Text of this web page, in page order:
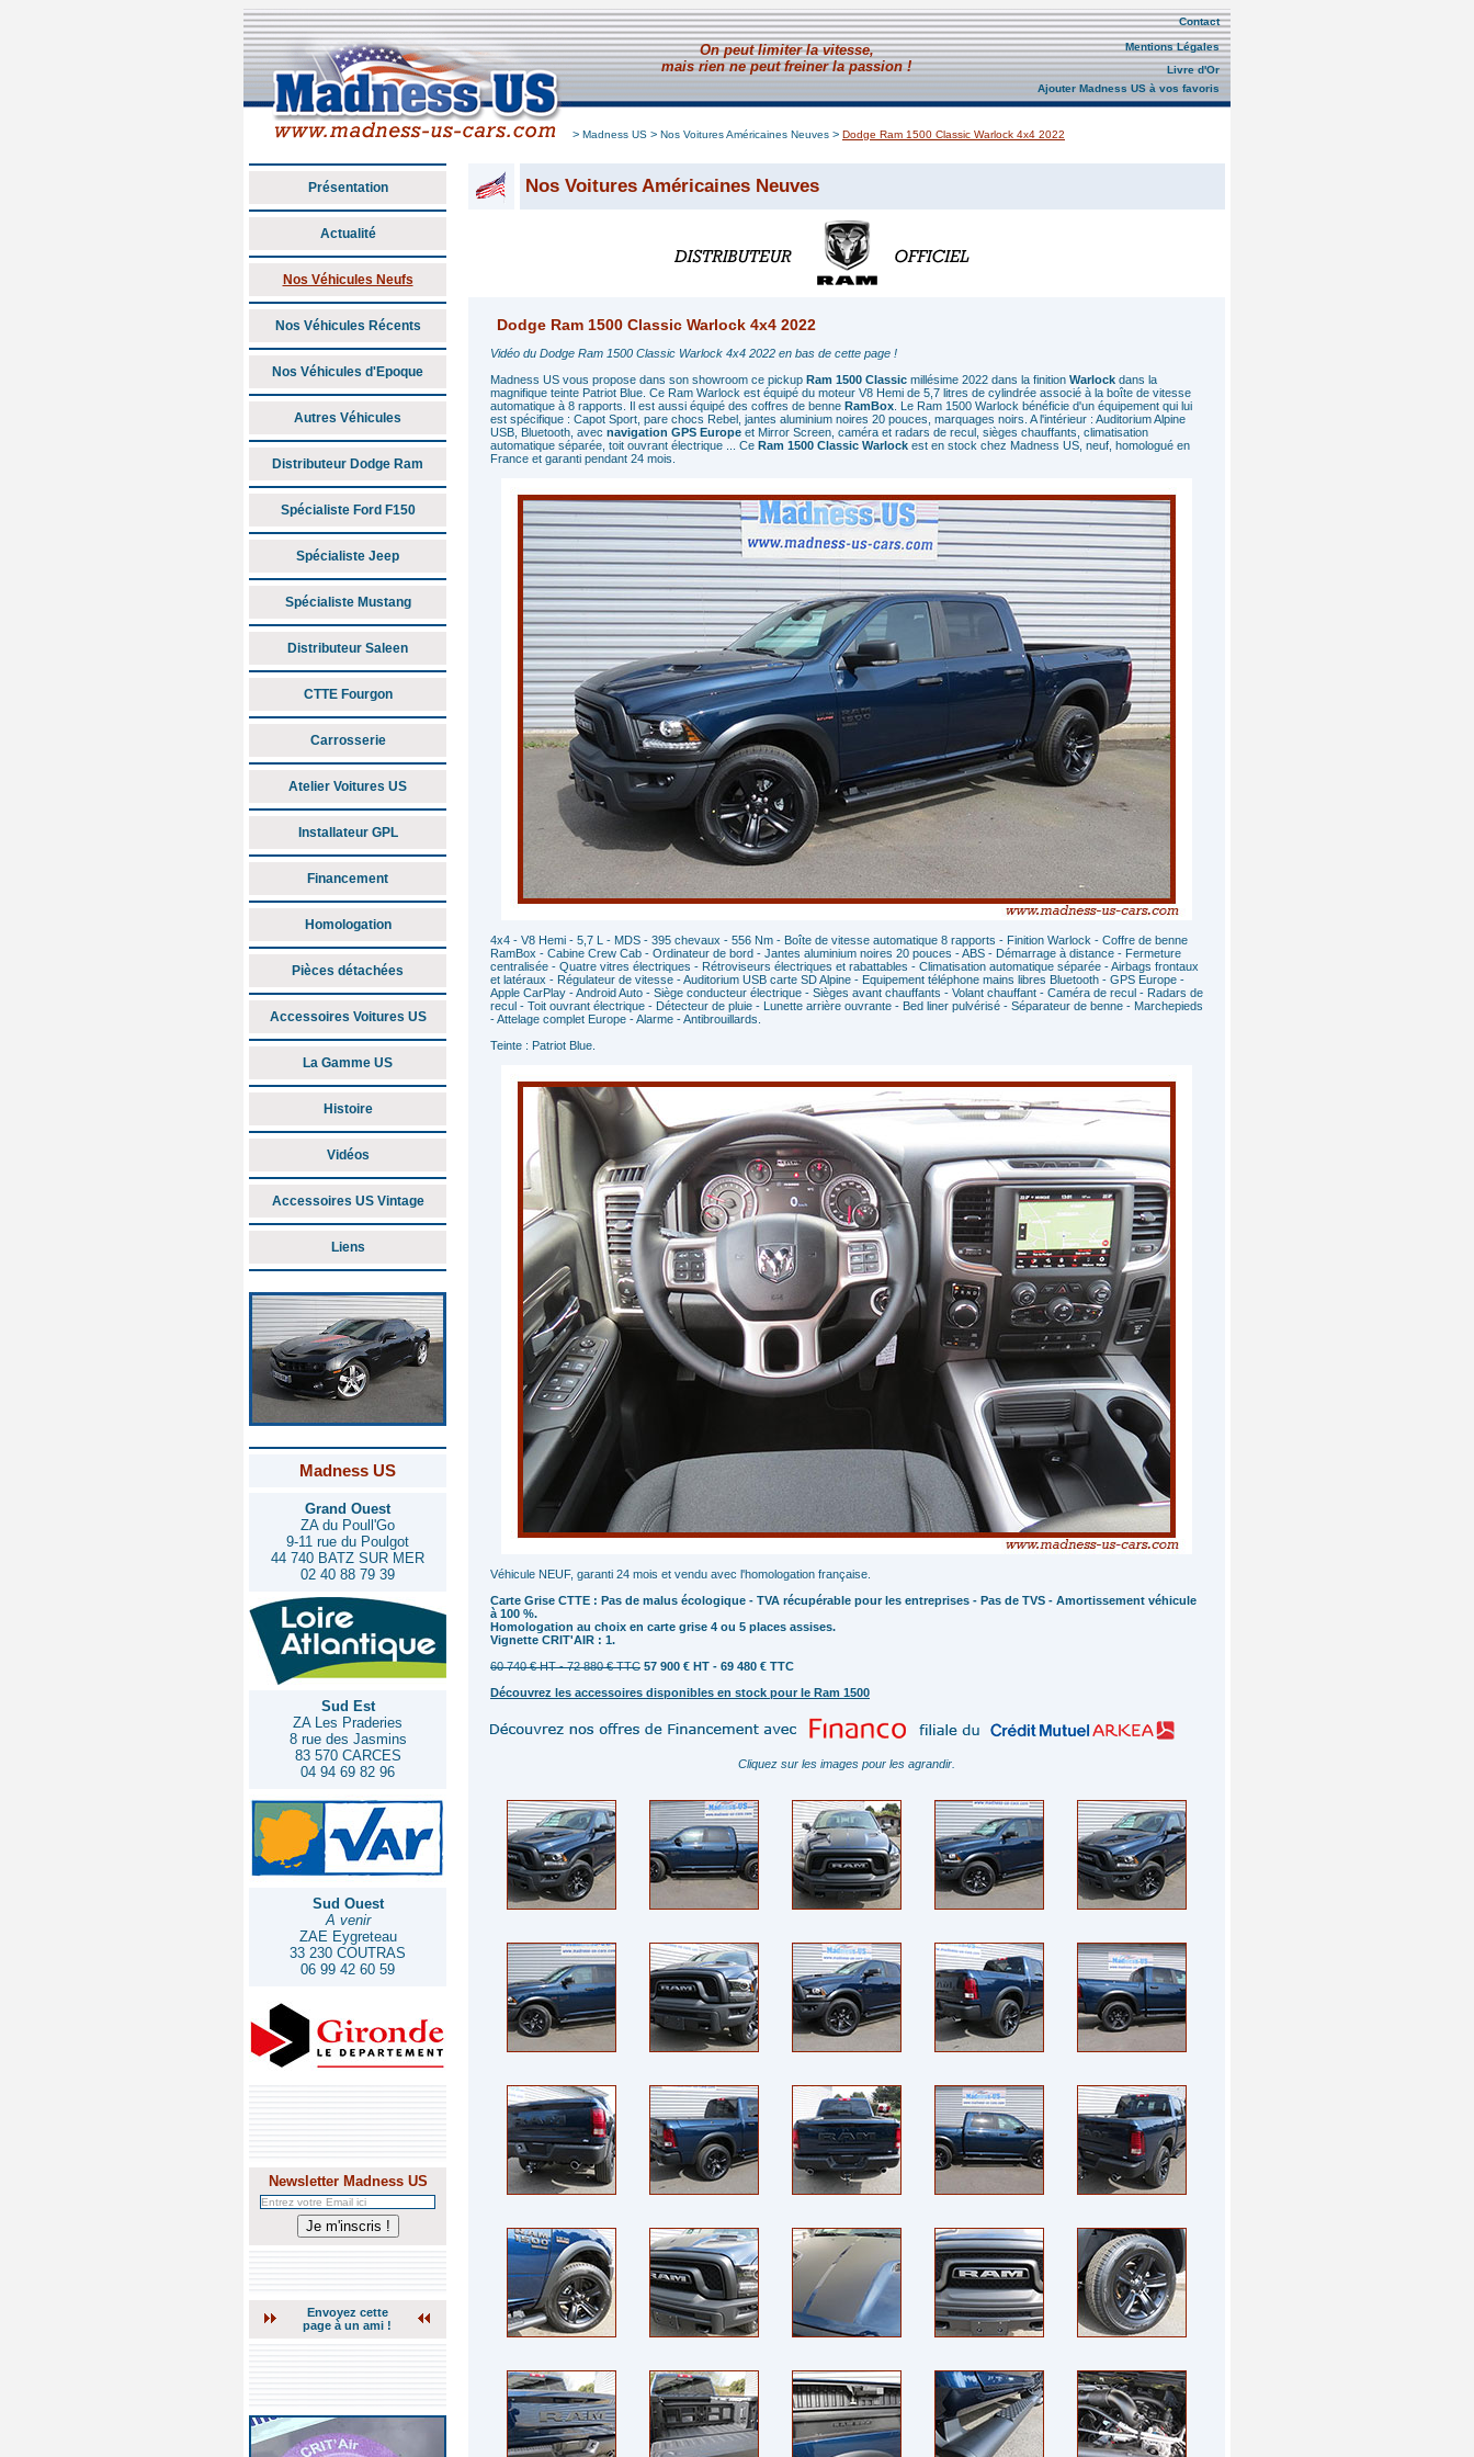
On peut limiter la vitesse,
mais rien ne peut freiner la passion !
Contact
Mentions Légales
Livre d'Or
Ajouter Madness US à vos favoris
> Madness US > Nos Voitures Américaines Neuves > Dodge Ram 1500 Classic Warlock 4x4 2022
Présentation
Actualité
Nos Véhicules Neufs
Nos Véhicules Récents
Nos Véhicules d'Epoque
Autres Véhicules
Distributeur Dodge Ram
Spécialiste Ford F150
Spécialiste Jeep
Spécialiste Mustang
Distributeur Saleen
CTTE Fourgon
Carrosserie
Atelier Voitures US
Installateur GPL
Financement
Homologation
Pièces détachées
Accessoires Voitures US
La Gamme US
Histoire
Vidéos
Accessoires US Vintage
Liens
Madness US
Grand Ouest
ZA du Poull'Go
9-11 rue du Poulgot
44 740 BATZ SUR MER
02 40 88 79 39
Sud Est
ZA Les Praderies
8 rue des Jasmins
83 570 CARCES
04 94 69 82 96
Sud Ouest
A venir
ZAE Eygreteau
33 230 COUTRAS
06 99 42 60 59
Newsletter Madness US
Envoyez cette
page à un ami !
Nos Voitures Américaines Neuves
Dodge Ram 1500 Classic Warlock 4x4 2022
Vidéo du Dodge Ram 1500 Classic Warlock 4x4 2022 en bas de cette page !
Madness US vous propose dans son showroom ce pickup Ram 1500 Classic millésime 2022 dans la finition Warlock dans la
magnifique teinte Patriot Blue. Ce Ram Warlock est équipé du moteur V8 Hemi de 5,7 litres de cylindrée associé à la boîte de vitesse
automatique à 8 rapports. Il est aussi équipé des coffres de benne RamBox . Le Ram 1500 Warlock bénéficie d'un équipement qui lui
est spécifique : Capot Sport, pare chocs Rebel, jantes aluminium noires 20 pouces, marquages noirs. A l'intérieur : Auditorium Alpine
USB, Bluetooth, avec navigation GPS Europe et Mirror Screen, caméra et radars de recul, sièges chauffants, climatisation
automatique séparée, toit ouvrant électrique ... Ce Ram 1500 Classic Warlock est en stock chez Madness US, neuf, homologué en
France et garanti pendant 24 mois.
4x4 - V8 Hemi - 5,7 L - MDS - 395 chevaux - 556 Nm - Boîte de vitesse automatique 8 rapports - Finition Warlock - Coffre de benne
RamBox - Cabine Crew Cab - Ordinateur de bord - Jantes aluminium noires 20 pouces - ABS - Démarrage à distance - Fermeture
centralisée - Quatre vitres électriques - Rétroviseurs électriques et rabattables - Climatisation automatique séparée - Airbags frontaux
et latéraux - Régulateur de vitesse - Auditorium USB carte SD Alpine - Equipement téléphone mains libres Bluetooth - GPS Europe -
Apple CarPlay - Android Auto - Siège conducteur électrique - Sièges avant chauffants - Volant chauffant - Caméra de recul - Radars de
recul - Toit ouvrant électrique - Détecteur de pluie - Lunette arrière ouvrante - Bed liner pulvérisé - Séparateur de benne - Marchepieds
- Attelage complet Europe - Alarme - Antibrouillards.
Teinte : Patriot Blue.
Véhicule NEUF, garanti 24 mois et vendu avec l'homologation française.
Carte Grise CTTE : Pas de malus écologique - TVA récupérable pour les entreprises - Pas de TVS - Amortissement véhicule
à 100 %.
Homologation au choix en carte grise 4 ou 5 places assises.
Vignette CRIT'AIR : 1.
60 740 € HT - 72 880 € TTC 57 900 € HT - 69 480 € TTC
Découvrez les accessoires disponibles en stock pour le Ram 1500
Cliquez sur les images pour les agrandir.